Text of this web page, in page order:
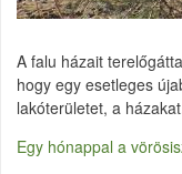
A falu házait
hogy egy esetleges
lakóterületet, a
Egy hónappal a